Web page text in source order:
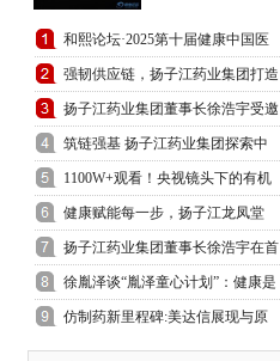
和熙论坛·2025第十届健康中国医
药连锁发展论坛
强韧供应链，扬子江药业集团打造
可复制的行业“
扬子江药业集团董事长徐浩宇受邀
参加首都国际医
筑链强基 扬子江药业集团探索中
药全产业链“甘肃
1100W+观看！央视镜头下的有机
黄芪，每一根都来
健康赋能每一步，扬子江龙凤堂
2025泰州马拉松赛
扬子江药业集团董事长徐浩宇在首
届江苏品牌建设
徐胤泽谈“胤泽童心计划”：健康是
长期平衡，情
仿制药新里程碑:美达信展现与原
研药与原研降脂效